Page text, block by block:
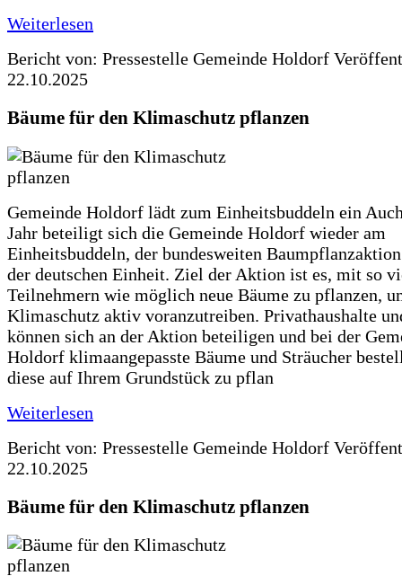
Weiterlesen
Bericht von: Pressestelle Gemeinde Holdorf
22.10.2025
Bäume für den Klimaschutz pflanzen
Gemeinde Holdorf lädt zum Einheitsbuddeln ein
Jahr beteiligt sich die Gemeinde Holdorf wieder am
Einheitsbuddeln, der bundesweiten
der deutschen Einheit. Ziel der Aktion ist es, mit so
Teilnehmern wie möglich neue Bäume zu pflanzen,
Klimaschutz aktiv voranzutreiben. Privathaushalte
können sich an der Aktion beteiligen und bei der
Holdorf klimaangepasste Bäume und Sträucher
diese auf Ihrem Grundstück zu pflan
Weiterlesen
Bericht von: Pressestelle Gemeinde Holdorf
22.10.2025
Bäume für den Klimaschutz pflanzen